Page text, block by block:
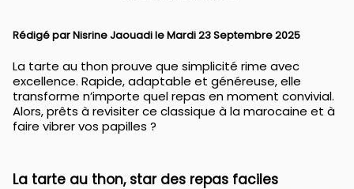
Rédigé parNisrine Jaouadile Mardi 23 Septembre 2025
La tarte au thon prouve que simplicité rime avec
excellence. Rapide, adaptable et généreuse, elle
transforme n’importe quel repas en moment convivial.
Alors, prêts à revisiter ce classique à la marocaine et à
faire vibrer vos papilles ?
La tarte au thon, star des repas faciles